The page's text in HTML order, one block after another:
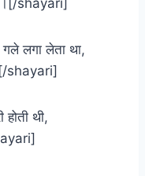
shayari]
लगा लेता था,
shayari]
थी,